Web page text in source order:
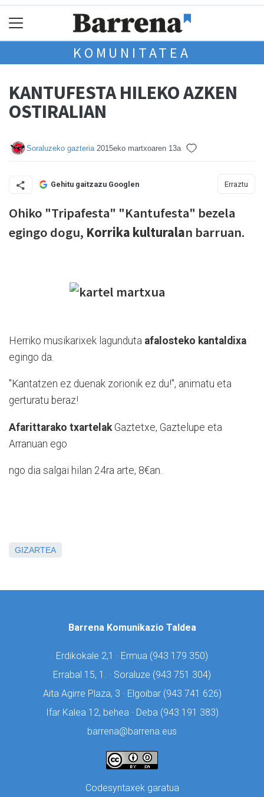
KOMUNITATEA
KANTUFESTA HILEKO AZKEN
OSTIRALIAN
Soraluzeko gazteria 2015eko martxoaren 13a
Gehitu gaitzazu Googlen Erraztu
Ohiko "Tripafesta" "Kantufesta" bezela
egingo dogu, Korrika kulturalan barruan.
Herriko musikarixek lagunduta afalosteko kantaldixa
egingo da.
"Kantatzen ez duenak zorionik ez du!", animatu eta
gerturatu beraz!
Afarittarako txartelak Gaztetxe, Gaztelupe eta
Arranuan ego
ngo dia salgai hilan 24ra arte, 8€an.
GIZARTEA
Barrena Komunikazio Taldea
Erdikokale 2,1 · Ermua (943 179 350)
Errabal 15, 1. · Soraluze (943 751 304)
Aita Agirre Plaza, 3 · Elgoibar (943 741 626)
Ifar Kalea 12, behea · Deba (943 191 383)
barrena@barrena.eus
Codesyntaxek garatua